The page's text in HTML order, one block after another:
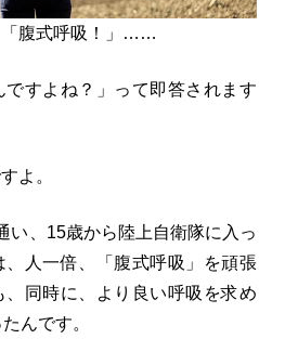
「腹式呼吸！」……
ですよね？」って即答されます
よ。
い、15歳から陸上自衛隊に入っ
人一倍、「腹式呼吸」を頑張
、同時に、より良い呼吸を求め
んです。